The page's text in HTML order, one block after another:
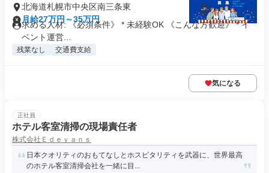
北海道札幌市中央区南三条東
月給27万円～35万円
求める人材: 《必須条件》 * 未経験OK 《こんな方歓迎》 * イ
ベント運営...
残業なし 交通費支給
気になる
正社員
ホテル客室清掃の現場責任者
株式会社Ｅｄｅｙａｎｓ
日本クオリティのおもてなしとホスピタリティを武器に、世界最高
のホテル客室清掃会社を一緒に目...